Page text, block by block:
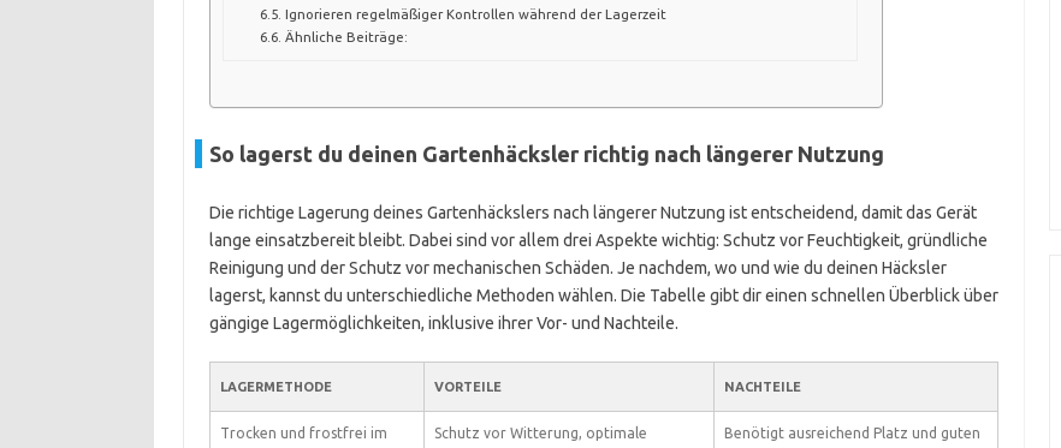
Ignorieren regelmäßiger Kontrollen während der Lagerzeit
Ähnliche Beiträge:
So lagerst du deinen Gartenhäcksler richtig nach längerer Nutzung
Die richtige Lagerung deines Gartenhäckslers nach längerer Nutzung ist entscheidend, damit das Gerät
lange einsatzbereit bleibt. Dabei sind vor allem drei Aspekte wichtig: Schutz vor Feuchtigkeit, gründliche
Reinigung und der Schutz vor mechanischen Schäden. Je nachdem, wo und wie du deinen Häcksler
lagerst, kannst du unterschiedliche Methoden wählen. Die Tabelle gibt dir einen schnellen Überblick über
gängige Lagermöglichkeiten, inklusive ihrer Vor- und Nachteile.
LAGERMETHODE VORTEILE NACHTEILE
Trocken und frostfrei im
Schutz vor Witterung, optimale
Benötigt ausreichend Platz und guten